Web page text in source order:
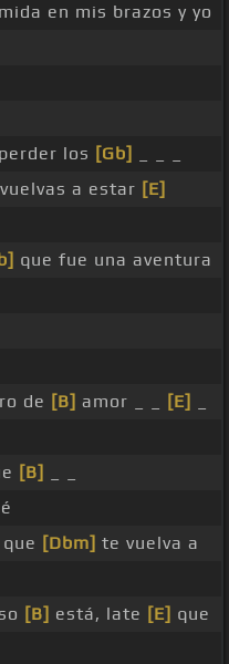
en mis brazos y yo
los [Gb]
a estar [E]
que fue una aventura
de [B] amor _ _ [E]
[B]
[Dbm] te vuelva a
[B] está, late [E] que